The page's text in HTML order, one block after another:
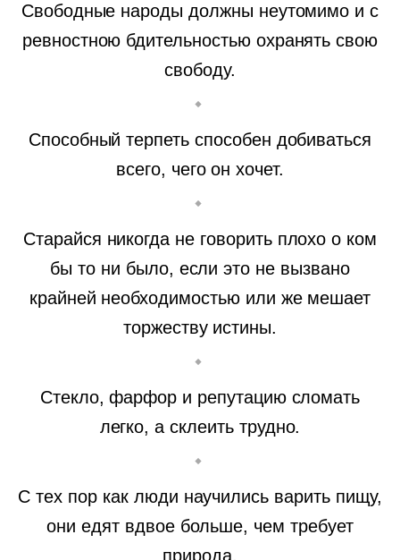
Свободные народы должны неутомимо и с
ревностною бдительностью охранять свою
свободу.
Способный терпеть способен добиваться
всего, чего он хочет.
Старайся никогда не говорить плохо о ком
бы то ни было, если это не вызвано
крайней необходимостью или же мешает
торжеству истины.
Стекло, фарфор и репутацию сломать
легко, а склеить трудно.
С тех пор как люди научились варить пищу,
они едят вдвое больше, чем требует
природа.